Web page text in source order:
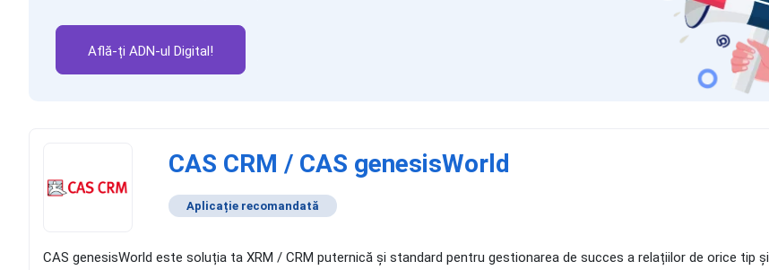
Află-ți ADN-ul Digital!
CAS CRM / CAS genesisWorld
Aplicație recomandată
CAS genesisWorld este soluția ta XRM / CRM puternică și standard pentru gestionarea de succes a relațiilor de orice tip și